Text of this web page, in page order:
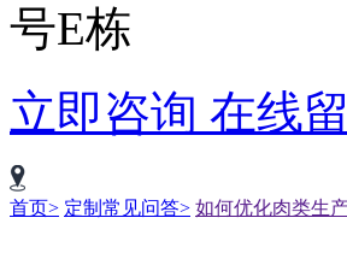
号E栋
立即咨询 在线
首页> 定制常见问答> 如何优化肉类生